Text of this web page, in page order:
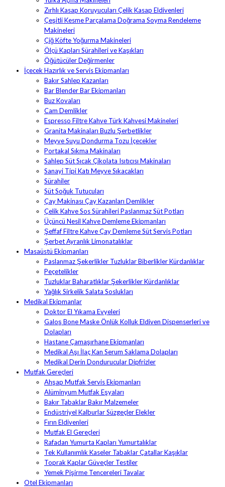
Zırhlı Kasap Koruyucuları Çelik Kasap Eldivenleri
Çeşitli Kesme Parçalama Doğrama Soyma Rendeleme
Makineleri
Çiğ Köfte Yoğurma Makineleri
Ölçü Kapları Sürahileri ve Kaşıkları
Öğütücüler Değirmenler
İçecek Hazırlık ve Servis Ekipmanları
Bakır Sahlep Kazanları
Bar Blender Bar Ekipmanları
Buz Kovaları
Cam Demlikler
Espresso Filtre Kahve Türk Kahvesi Makineleri
Granita Makinaları Buzlu Şerbetlikler
Meyve Suyu Dondurma Tozu İçecekler
Portakal Sıkma Makinaları
Sahlep Süt Sıcak Çikolata Isıtıcısı Makinaları
Sanayi Tipi Katı Meyve Sıkacakları
Sürahiler
Süt Soğuk Tutucuları
Çay Makinası Çay Kazanları Demlikler
Çelik Kahve Sos Sürahileri Paslanmaz Süt Potları
Üçüncü Nesil Kahve Demleme Ekipmanları
Şeffaf Filtre Kahve Çay Demleme Süt Servis Potları
Şerbet Ayranlık Limonatalıklar
Masaüstü Ekipmanları
Paslanmaz Şekerlikler Tuzluklar Biberlikler Kürdanlıklar
Peçetelikler
Tuzluklar Baharatlıklar Şekerlikler Kürdanlıklar
Yağlık Sirkelik Salata Soslukları
Medikal Ekipmanlar
Doktor El Yıkama Evyeleri
Galoş Bone Maske Önlük Kolluk Eldiven Dispenserleri ve
Dolapları
Hastane Çamaşırhane Ekipmanları
Medikal Aşı İlaç Kan Serum Saklama Dolapları
Medikal Derin Dondurucular Dipfrizler
Mutfak Gereçleri
Ahşap Mutfak Servis Ekipmanları
Alüminyum Mutfak Eşyaları
Bakır Tabaklar Bakır Malzemeler
Endüstriyel Kalburlar Süzgeçler Elekler
Fırın Eldivenleri
Mutfak El Gereçleri
Rafadan Yumurta Kapları Yumurtalıklar
Tek Kullanımlık Kaseler Tabaklar Çatallar Kaşıklar
Toprak Kaplar Güveçler Testiler
Yemek Pişirme Tencereleri Tavalar
Otel Ekipmanları